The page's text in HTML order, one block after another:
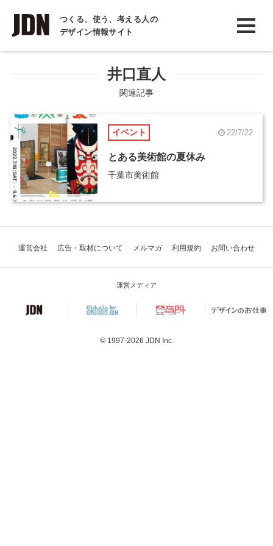
つくる、使う、考える人の
デザイン情報サイト
INTERVIEW
インタビュー
COLUMN
コラム
井口直人
関連記事
イベント 22/7/22
とある美術館の夏休み
千葉市美術館
運営会社 広告・取材について メルマガ 利用規約 お問い合わせ
運営メディア
© 1997-2026 JDN Inc.